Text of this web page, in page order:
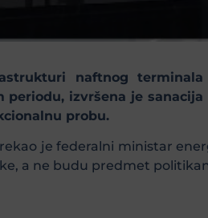
naftnog
izvršena je
probu.
je federalni ministar
a ne budu predmet